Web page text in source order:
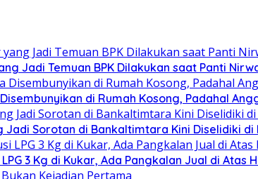
Jadi Temuan BPK Dilakukan saat Panti
di Rumah Kosong, Padahal
Jadi Sorotan di Bankaltimtara Kini Diselidiki di
3 Kg di Kukar, Ada Pangkalan Jual di Atas